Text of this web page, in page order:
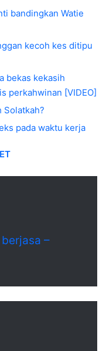
bandingkan Watie
kecoh kes ditipu
bekas kekasih
perkahwinan [VIDEO]
Solatkah?
pada waktu kerja
–